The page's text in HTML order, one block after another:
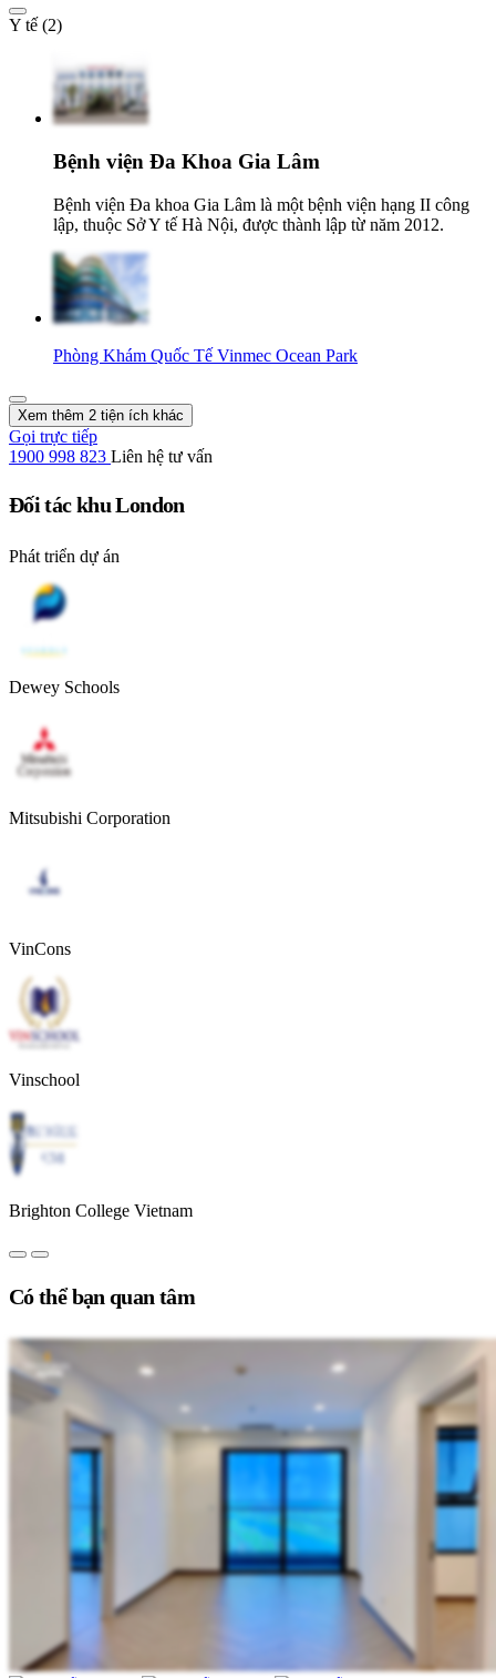
Y tế (2)
Bệnh viện Đa Khoa Gia Lâm
Bệnh viện Đa khoa Gia Lâm là một bệnh viện hạng II công
lập, thuộc Sở Y tế Hà Nội, được thành lập từ năm 2012.
Phòng Khám Quốc Tế Vinmec Ocean Park
Xem thêm 2 tiện ích khác
Gọi trực tiếp
1900 998 823 Liên hệ tư vấn
Đối tác khu London
Phát triển dự án
Dewey Schools
Mitsubishi Corporation
VinCons
Vinschool
Brighton College Vietnam
Có thể bạn quan tâm